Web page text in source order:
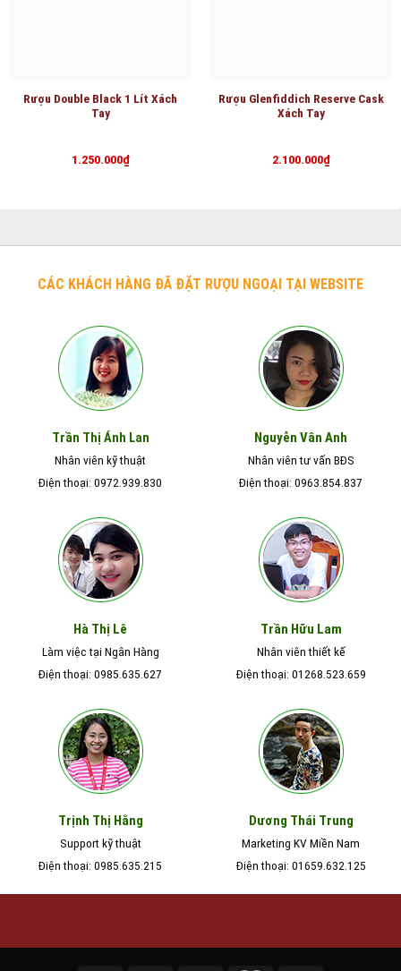
Rượu Double Black 1 Lít Xách
Tay
1.250.000₫
Rượu Glenfiddich Reserve Cask
Xách Tay
2.100.000₫
CÁC KHÁCH HÀNG ĐÃ ĐẶT RƯỢU NGOẠI TẠI WEBSITE
Trần Thị Ánh Lan
Nhân viên kỹ thuật
Điện thoại: 0972.939.830
Nguyễn Vân Anh
Nhân viên tư vấn BĐS
Điện thoại: 0963.854.837
Hà Thị Lê
Làm việc tại Ngân Hàng
Điện thoại: 0985.635.627
Trần Hữu Lam
Nhân viên thiết kế
Điện thoại: 01268.523.659
Trịnh Thị Hằng
Support kỹ thuật
Điện thoại: 0985.635.215
Dương Thái Trung
Marketing KV Miền Nam
Điện thoại: 01659.632.125